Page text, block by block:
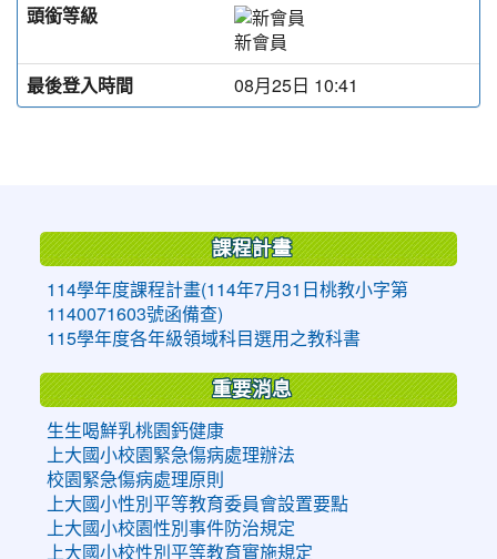
頭銜等級
新會員
最後登入時間
08月25日 10:41
課程計畫
114學年度課程計畫(114年7月31日桃教小字第
1140071603號函備查)
115學年度各年級領域科目選用之教科書
重要消息
生生喝鮮乳桃園鈣健康
上大國小校園緊急傷病處理辦法
校園緊急傷病處理原則
上大國小性別平等教育委員會設置要點
上大國小校園性別事件防治規定
上大國小校性別平等教育實施規定